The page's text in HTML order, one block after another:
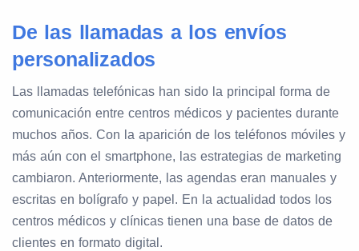
De las llamadas a los envíos
personalizados
Las llamadas telefónicas han sido la principal forma de
comunicación entre centros médicos y pacientes durante
muchos años. Con la aparición de los teléfonos móviles y
más aún con el smartphone, las estrategias de marketing
cambiaron. Anteriormente, las agendas eran manuales y
escritas en bolígrafo y papel. En la actualidad todos los
centros médicos y clínicas tienen una base de datos de
clientes en formato digital.